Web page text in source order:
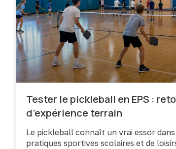
Tester le pickleball en EPS :
d’expérience terrain
Le pickleball connaît un vrai essor dans
pratiques sportives scolaires et de